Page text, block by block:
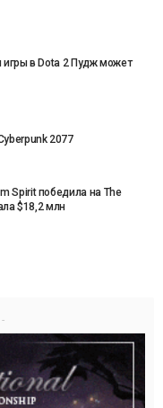
игры в Dota 2 Пудж может
2077
Spirit победила на The
$18,2 млн